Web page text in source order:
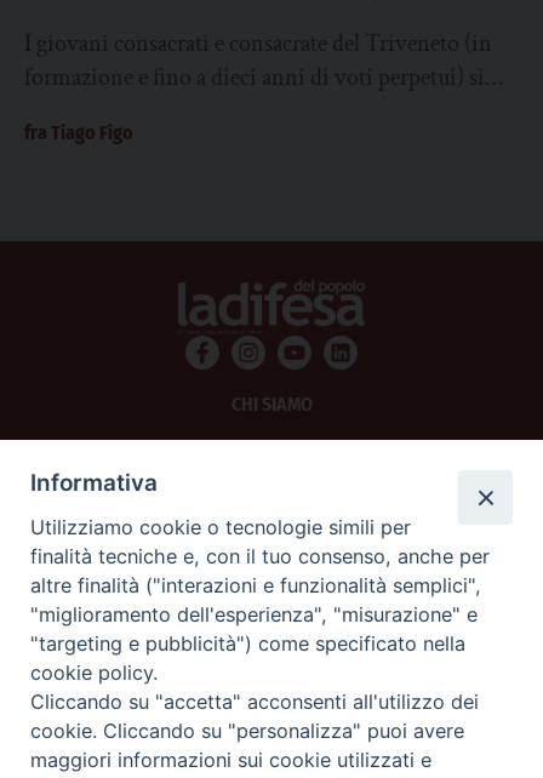
I giovani consacrati e consacrate del Triveneto (in
formazione e fino a dieci anni di voti perpetui) si
fra Tiago Figo
CHI SIAMO
SCRIVICI
La Difesa srl - P.iva 05125420280
La Difesa del Popolo percepisce i contributi pubblici all'editoria.
La Difesa del Popolo, tramite la Fisc (Federazione Italiana Settimanali Cattolici)
ha aderito allo IAP (Istituto dell'Autodisciplina Pubblicitaria) accettando il Codice
di Autodisciplina della Comunicazione Commerciale.
La Difesa del Popolo è una testata registrata presso il Tribunale di Padova
decreto del 15 giugno 1950 al n. 37 del registro periodici.
Informativa
Utilizziamo cookie o tecnologie simili per
finalità tecniche e, con il tuo consenso, anche per
altre finalità ("interazioni e funzionalità semplici",
"miglioramento dell'esperienza", "misurazione" e
"targeting e pubblicità") come specificato nella
cookie policy.
Cliccando su "accetta" acconsenti all'utilizzo dei
cookie. Cliccando su "personalizza" puoi avere
maggiori informazioni sui cookie utilizzati e